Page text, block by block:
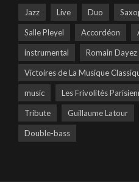
Jazz Live Duo
Salle Pleyel Accordéon
instrumental Romain Dayez
Victoires de La Musique
music Les Frivolités
Tribute Guillaume Latour
Double-bass